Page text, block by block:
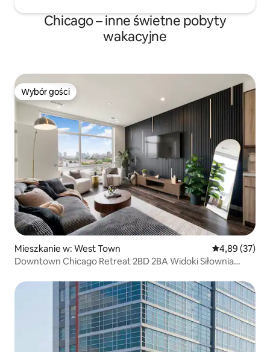
Chicago – inne świetne pobyty
wakacyjne
Wybór gości
Wybór gości
Mieszkanie w: West Town Średnia
4,89 (37)
Downtown Chicago Retreat 2BD 2BA Widoki Siłownia